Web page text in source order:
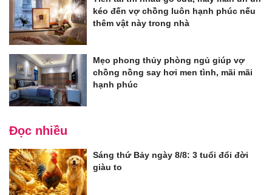
kéo đến vợ chồng luôn hạnh phúc nếu
thêm vật này trong nhà
Mẹo phong thủy phòng ngủ giúp vợ
chồng nồng say hơi men tình, mãi mãi
hạnh phúc
Đọc nhiều
Sáng thứ Bảy ngày 8/8: 3 tuổi đổi đời
giàu to